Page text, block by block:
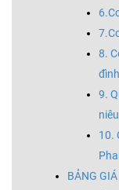
8.
đình
9.
10.
BẢNG